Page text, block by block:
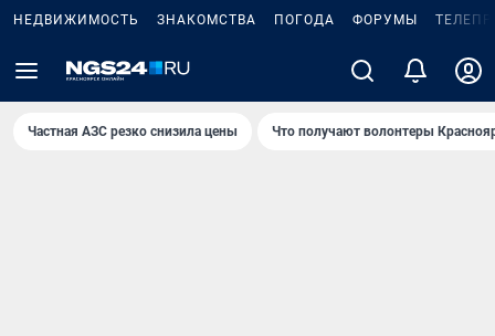
НЕДВИЖИМОСТЬ ЗНАКОМСТВА ПОГОДА ФОРУМЫ
Частная АЗС резко снизила цены Что получают волонтеры